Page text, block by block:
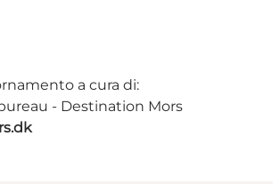
a cura di:
- Destination Mors